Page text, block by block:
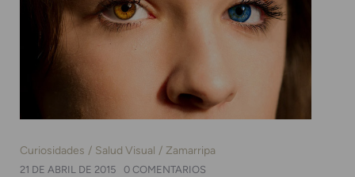
Curiosidades Salud Visual Zamarripa
21 DE ABRIL DE 2015
0 COMENTARIOS